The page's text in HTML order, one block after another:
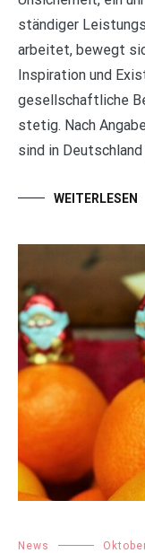
ständiger
arbeitet, bewegt
Inspiration und
gesellschaftliche
stetig. Nach
sind in Deutschland
WEITERLESEN
News